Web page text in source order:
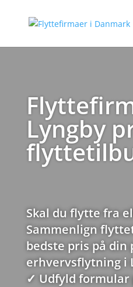
Lyngby
Skal du flytte fra
Sammenlign
bedste pris på din
erhvervsflytning i
✓ Udfyld